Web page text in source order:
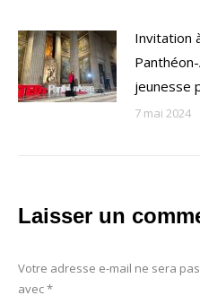
Invitation
jeunesse
7 mai 2024
Laisser un
Votre adresse e-mail ne sera
avec*